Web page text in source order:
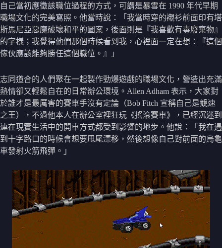
自己當初應徵該職位過程的方式，可謂是暴雪在 1990 年代早期
職場文化的完美寫照。他當時說：「我當時穿的襯衫前面印有塔
斯馬尼亞惡魔破壞和平的圖案，後面則是『我喜歡有毒廢棄物』
的字樣；我覺得他們那個時候看到我，心裡面一定在想：『這個
傢伙應該能夠勝任這個職位。』」
志同道合的人們聚在一起製作勁爆遊戲的職場文化，營造出充滿
熱情卻又輕鬆自在的日常辦公環境。Allen Adham 表示，大家對
於誰才是最厲害的賽車手沒有定論（Bob Fitch 宣稱自己是競速
之王），不過他本人在辦公室裡狂玩《搖滾賽車》，已經沉迷到
連在現實生活中的開車方式都受到影響的地步。他說：「我在遇
到十字路口的時候會想要甩尾漂移，然後想像自己對前面的烏龜
車發射火箭飛彈。」